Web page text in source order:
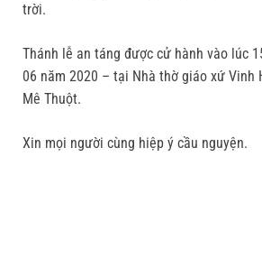
trời.
Thánh lễ an táng được cử hành vào lúc
06 năm 2020 – tại Nhà thờ giáo xứ Vinh
Mê Thuột.
Xin mọi người cùng hiệp ý cầu nguyện.